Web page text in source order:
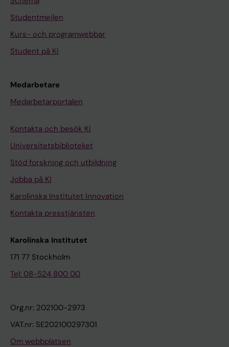
Studentmejlen
Kurs- och programwebbar
Student på KI
Medarbetare
Medarbetarportalen
Kontakta och besök KI
Universitetsbiblioteket
Stöd forskning och utbildning
Jobba på KI
Karolinska Institutet Innovation
Kontakta presstjänsten
Karolinska Institutet
171 77 Stockholm
Tel: 08-524 800 00
Org.nr: 202100-2973
VAT.nr: SE202100297301
Om webbplatsen